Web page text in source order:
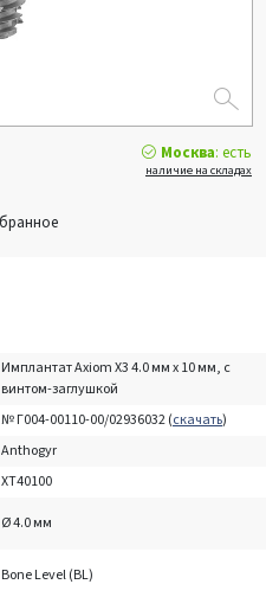
Имплантат Axiom X3 4.0 мм x 10 мм, с
винтом-заглушкой
№ Г004-00110-00/02936032 (скачать)
Anthogyr
XT40100
Ø 4.0 мм
Bone Level (BL)
Москва: есть
наличие на складах